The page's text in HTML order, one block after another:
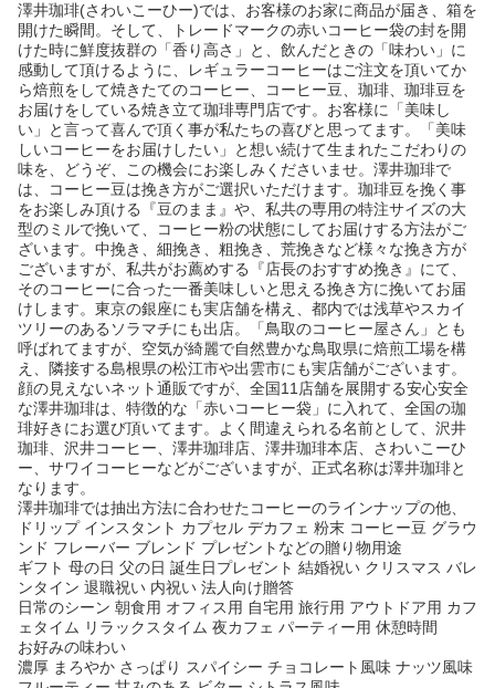
澤井珈琲(さわいこーひー)では、お客様のお家に商品が届き、箱を
開けた瞬間。そして、トレードマークの赤いコーヒー袋の封を開
けた時に鮮度抜群の「香り高さ」と、飲んだときの「味わい」に
感動して頂けるように、レギュラーコーヒーはご注文を頂いてか
ら焙煎をして焼きたてのコーヒー、コーヒー豆、珈琲、珈琲豆を
お届けをしている焼き立て珈琲専門店です。お客様に「美味し
い」と言って喜んで頂く事が私たちの喜びと思ってます。「美味
しいコーヒーをお届けしたい」と想い続けて生まれたこだわりの
味を、どうぞ、この機会にお楽しみくださいませ。澤井珈琲で
は、コーヒー豆は挽き方がご選択いただけます。珈琲豆を挽く事
をお楽しみ頂ける『豆のまま』や、私共の専用の特注サイズの大
型のミルで挽いて、コーヒー粉の状態にしてお届けする方法がご
ざいます。中挽き、細挽き、粗挽き、荒挽きなど様々な挽き方が
ございますが、私共がお薦めする『店長のおすすめ挽き』にて、
そのコーヒーに合った一番美味しいと思える挽き方に挽いてお届
けします。東京の銀座にも実店舗を構え、都内では浅草やスカイ
ツリーのあるソラマチにも出店。「鳥取のコーヒー屋さん」とも
呼ばれてますが、空気が綺麗で自然豊かな鳥取県に焙煎工場を構
え、隣接する島根県の松江市や出雲市にも実店舗がございます。
顔の見えないネット通販ですが、全国11店舗を展開する安心安全
な澤井珈琲は、特徴的な「赤いコーヒー袋」に入れて、全国の珈
琲好きにお選び頂いてます。よく間違えられる名前として、沢井
珈琲、沢井コーヒー、澤井珈琲店、澤井珈琲本店、さわいこーひ
ー、サワイコーヒーなどがございますが、正式名称は澤井珈琲と
なります。
澤井珈琲では抽出方法に合わせたコーヒーのラインナップの他、
ドリップ インスタント カプセル デカフェ 粉末 コーヒー豆 グラウ
ンド フレーバー ブレンド プレゼントなどの贈り物用途
ギフト 母の日 父の日 誕生日プレゼント 結婚祝い クリスマス バレ
ンタイン 退職祝い 内祝い 法人向け贈答
日常のシーン 朝食用 オフィス用 自宅用 旅行用 アウトドア用 カフ
ェタイム リラックスタイム 夜カフェ パーティー用 休憩時間
お好みの味わい
濃厚 まろやか さっぱり スパイシー チョコレート風味 ナッツ風味